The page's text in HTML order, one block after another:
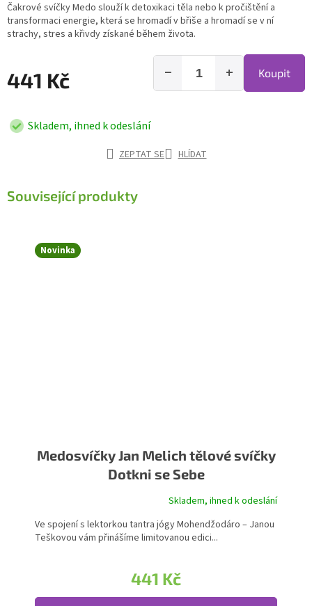
Čakrové svíčky Medo slouží k detoxikaci těla nebo k pročištění a
transformaci energie, která se hromadí v břiše a hromadí se v ní
strachy, stres a křivdy získané během života.
441 Kč +
− Koupit
Skladem, ihned k odeslání
ZEPTAT SE HLÍDAT
Související produkty
Novinka
Medosvíčky Jan Melich tělové svíčky
Dotkni se Sebe
Skladem, ihned k odeslání
441 Kč
Ve spojení s lektorkou tantra jógy Mohendžodáro – Janou
Teškovou vám přinášíme limitovanou edici...